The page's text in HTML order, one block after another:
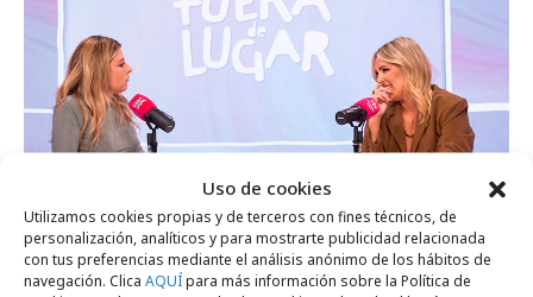
Uso de cookies
Utilizamos cookies propias y de terceros con fines técnicos, de
personalización, analíticos y para mostrarte publicidad relacionada
con tus preferencias mediante el análisis anónimo de los hábitos de
navegación. Clica AQUÍpara más información sobre la Política de
jueves, 9 de julio 2026